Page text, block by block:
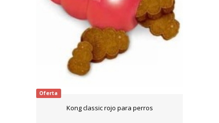
Oferta
Kong classic rojo para perros